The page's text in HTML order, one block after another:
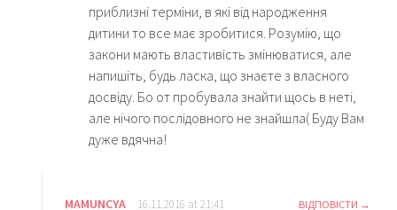
приблизні терміни, в які від народження
дитини то все має зробитися. Розумію, що
закони мають властивість змінюватися, але
напишіть, будь ласка, що знаєте з власного
досвіду. Бо от пробувала знайти щось в неті,
але нічого послідовного не знайшла( Буду Вам
дуже вдячна!
MAMUNCYA 16.11.2016 at 21:41 ВІДПОВІСТИ